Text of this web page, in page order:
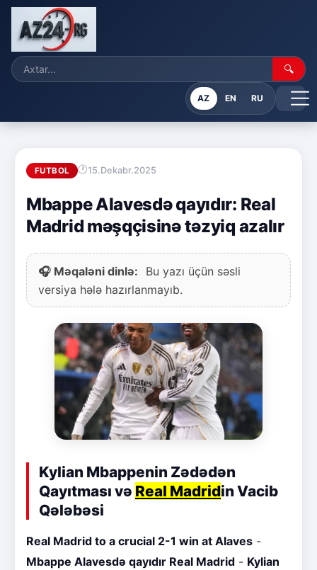
🔍
AZ EN RU
FUTBOL 15.Dekabr.2025
Mbappe Alavesdə qayıdır: Real
Madrid məşqçisinə təzyiq azalır
🎧 Məqaləni dinlə:
Bu yazı üçün səsli
versiya hələ hazırlanmayıb.
Kylian Mbappenin Zədədən
Qayıtması və Real Madridin Vacib
Qələbəsi
Real Madrid to a crucial 2-1 win at Alaves -
Mbappe Alavesdə qayıdır Real Madrid - Kylian